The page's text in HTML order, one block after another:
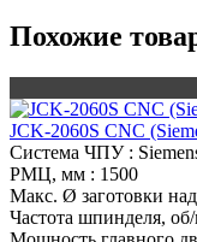
Похожие
JCK-2060S CNC
Система ЧПУ:
РМЦ, мм : 1500
Макс. Ø заготовки
Частота шпинделя,